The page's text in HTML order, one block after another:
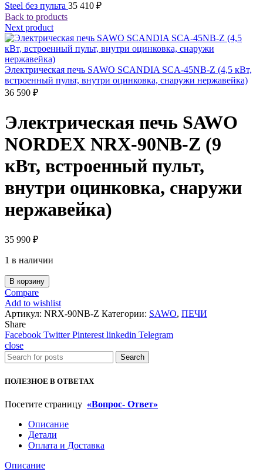
Steel без пульта 35 410 ₽
Back to products
Next product
Электрическая печь SAWO SCANDIA SCA-45NB-Z (4,5 кВт,
встроенный пульт, внутри оцинковка, снаружи нержавейка)
36 590 ₽
Электрическая печь SAWO
NORDEX NRX-90NB-Z (9
кВт, встроенный пульт,
внутри оцинковка, снаружи
нержавейка)
35 990 ₽
1 в наличии
В корзину
Compare
Add to wishlist
Артикул: NRX-90NB-Z Категории: SAWO, ПЕЧИ
Share
Facebook Twitter Pinterest linkedin Telegram
close
Search
ПОЛЕЗНОЕ В ОТВЕТАХ
Посетите страницу «Вопрос- Ответ»
Описание
Детали
Оплата и Доставка
Описание